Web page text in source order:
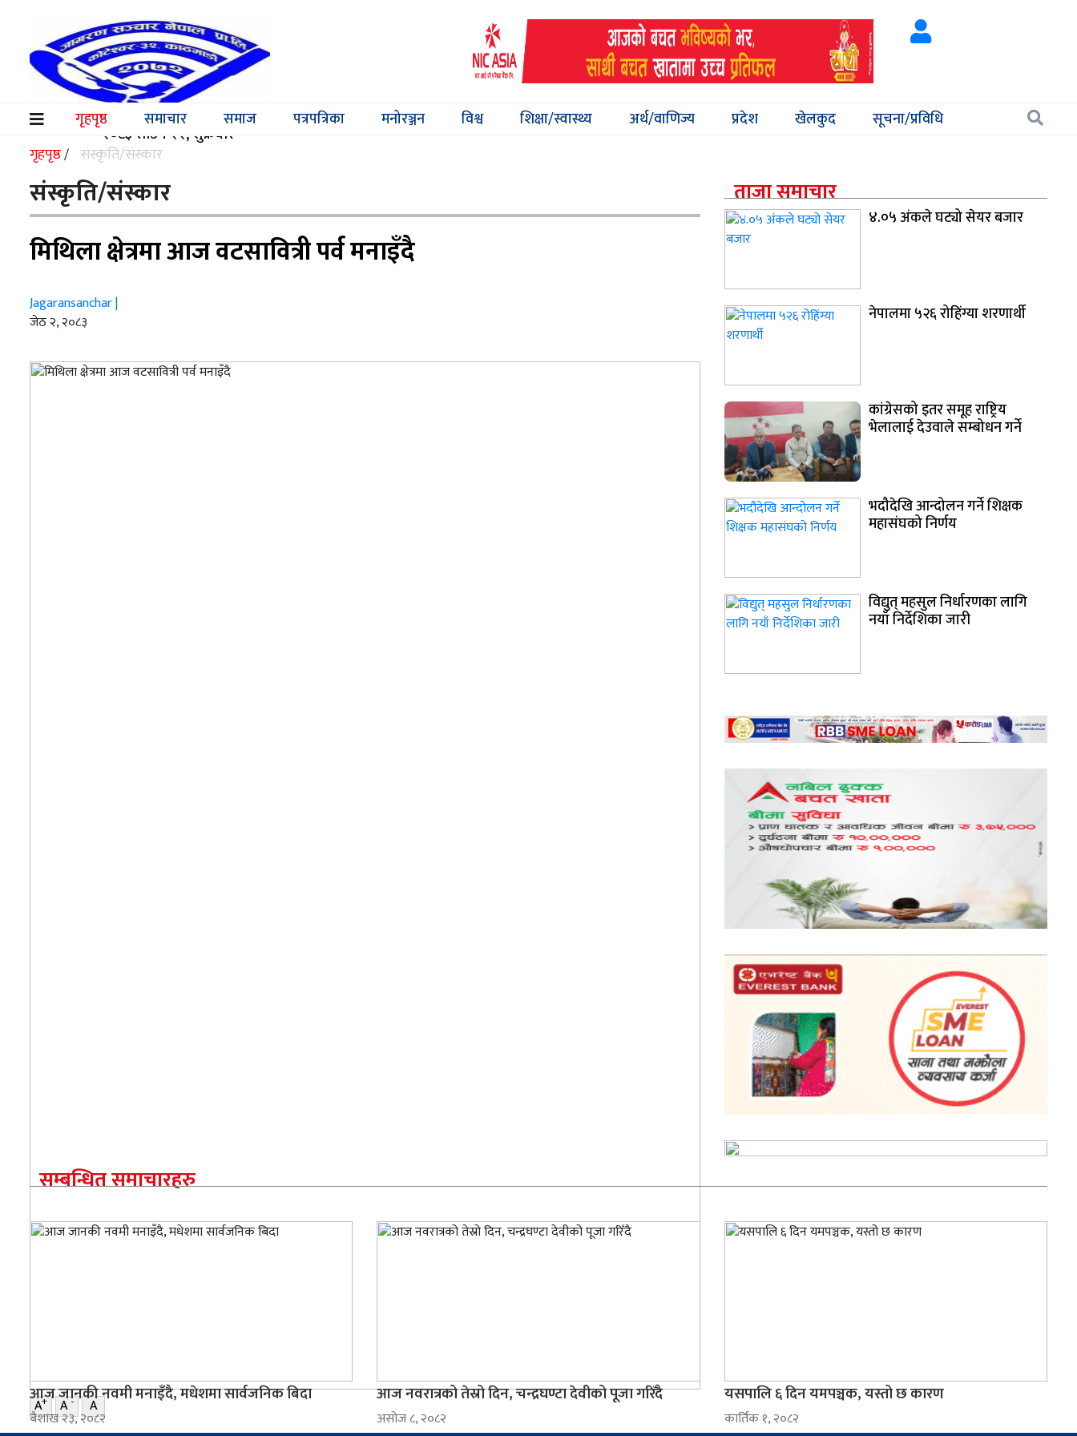
२०८३ साउन २२, शुक्रबार
गृहपृष्ठ
(current) समाचार समाज पत्रपत्रिका मनोरञ्जन विश्व शिक्षा/स्वास्थ्य अर्थ/वाणिज्य प्रदेश खेलकुद सूचना/प्रविधि
समाचार
समाज
पत्रपत्रिका
मनोरञ्जन
विश्व
स्वास्थ्य
वाणिज्य
सम्पादकीय
गृहपृष्ठ/ संस्कृति/संस्कार
संस्कृति/संस्कार
मिथिला क्षेत्रमा आज वटसावित्री पर्व मनाइँदै
Jagaransanchar |
जेठ २, २०८३
A+ A- A
ताजा समाचार
४.०५ अंकले घट्यो सेयर बजार
नेपालमा ५२६ रोहिंग्या शरणार्थी
कांग्रेसको इतर समूह राष्ट्रिय
भेलालाई देउवाले सम्बोधन गर्ने
भदौदेखि आन्दोलन गर्ने शिक्षक
महासंघको निर्णय
विद्युत् महसुल निर्धारणका लागि
नयाँ निर्देशिका जारी
सम्बन्धित समाचारहरु
आज जानकी नवमी मनाइँदै, मधेशमा सार्वजनिक बिदा
ब‌ैशाख २३, २०८२
आज नवरात्रको तेस्रो दिन, चन्द्रघण्टा देवीको पूजा गरिँदै
असोज ८, २०८२
यसपालि ६ दिन यमपञ्चक, यस्तो छ कारण
कार्तिक १, २०८२